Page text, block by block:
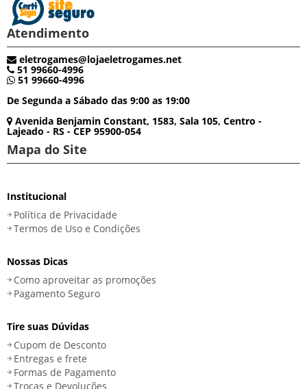
Atendimento
eletrogames@lojaeletrogames.net
51 99660-4996
51 99660-4996
De Segunda a Sábado das 9:00 as 19:00
Avenida Benjamin Constant, 1583, Sala 105, Centro -
Lajeado - RS - CEP 95900-054
Mapa do Site
Institucional
Política de Privacidade
Termos de Uso e Condições
Nossas Dicas
Como aproveitar as promoções
Pagamento Seguro
Tire suas Dúvidas
Cupom de Desconto
Entregas e frete
Formas de Pagamento
Trocas e Devoluções